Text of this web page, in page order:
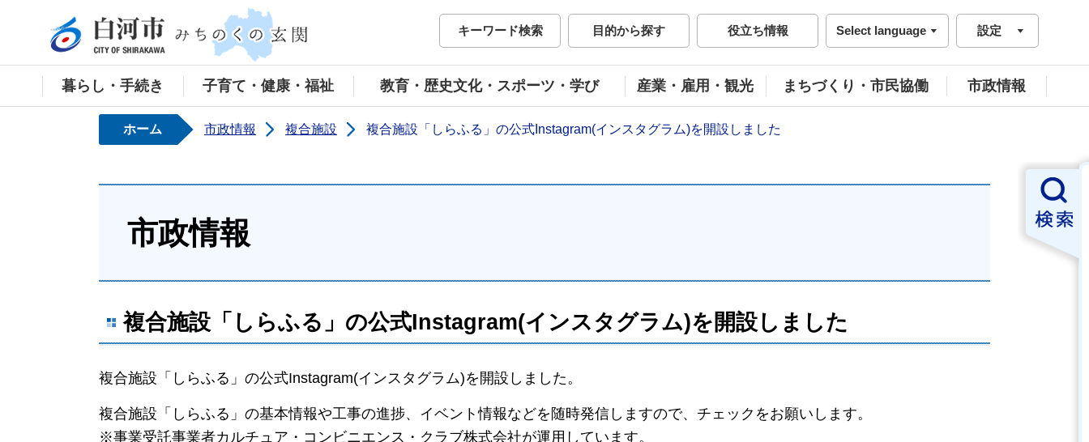
白河市公式ホームページ
キーワード検索
目的から探す 役立ち情報 Select language 設定
暮らし・手続き 子育て・健康・福祉 教育・歴史文化・スポーツ・学び 産業・雇用・観光 まちづくり・市民協働 市政情報
ホーム 市政情報 複合施設 複合施設「しらふる」の公式Instagram(インスタグラム)を開設しました
市政情報
複合施設「しらふる」の公式Instagram(インスタグラム)を開設しました
複合施設「しらふる」の公式Instagram(インスタグラム)を開設しました。
複合施設「しらふる」の基本情報や工事の進捗、イベント情報などを随時発信しますので、チェックをお願いします。
※事業受託事業者カルチュア・コンビニエンス・クラブ株式会社が運用しています。